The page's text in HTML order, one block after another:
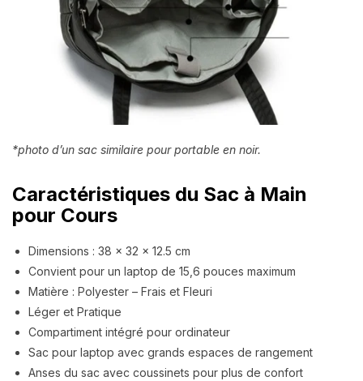
*photo d’un sac similaire pour portable en noir.
Caractéristiques du Sac à Main
pour Cours
Dimensions : 38 x 32 x 12.5 cm
Convient pour un laptop de 15,6 pouces maximum
Matière : Polyester – Frais et Fleuri
Léger et Pratique
Compartiment intégré pour ordinateur
Sac pour laptop avec grands espaces de rangement
Anses du sac avec coussinets pour plus de confort